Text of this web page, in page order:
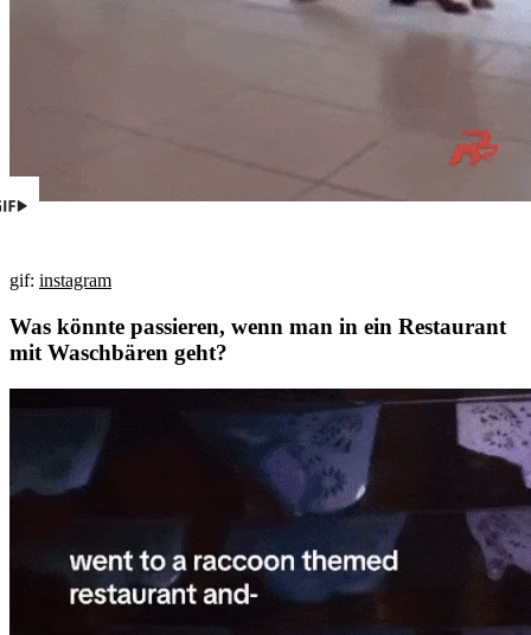
gif: instagram
Was könnte passieren, wenn man in ein Restaurant
mit Waschbären geht?